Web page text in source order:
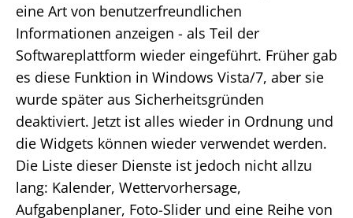
eine Art von benutzerfreundlichen
Informationen anzeigen - als Teil der
Softwareplattform wieder eingeführt. Früher gab
es diese Funktion in Windows Vista/7, aber sie
wurde später aus Sicherheitsgründen
deaktiviert. Jetzt ist alles wieder in Ordnung und
die Widgets können wieder verwendet werden.
Die Liste dieser Dienste ist jedoch nicht allzu
lang: Kalender, Wettervorhersage,
Aufgabenplaner, Foto-Slider und eine Reihe von